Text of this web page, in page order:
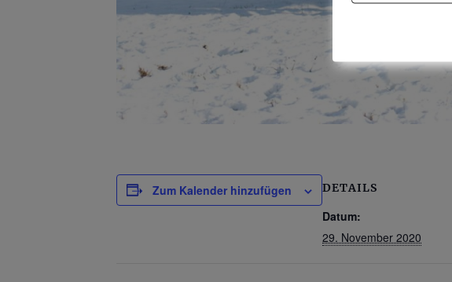
Zum Kalender hinzufügen DETAILS
Datum:
29. November 2020